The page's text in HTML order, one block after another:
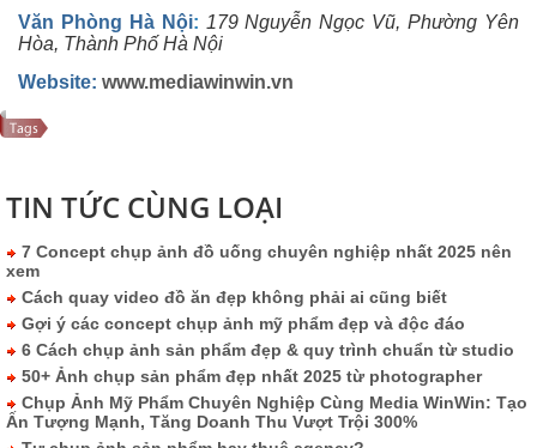
Văn Phòng Hà Nội: 179 Nguyễn Ngọc Vũ, Phường Yên
Hòa, Thành Phố Hà Nội
Website: www.mediawinwin.vn
TIN TỨC CÙNG LOẠI
7 Concept chụp ảnh đồ uống chuyên nghiệp nhất 2025 nên
xem
Cách quay video đồ ăn đẹp không phải ai cũng biết
Gợi ý các concept chụp ảnh mỹ phẩm đẹp và độc đáo
6 Cách chụp ảnh sản phẩm đẹp & quy trình chuẩn từ studio
50+ Ảnh chụp sản phẩm đẹp nhất 2025 từ photographer
Chụp Ảnh Mỹ Phẩm Chuyên Nghiệp Cùng Media WinWin: Tạo
Ấn Tượng Mạnh, Tăng Doanh Thu Vượt Trội 300%